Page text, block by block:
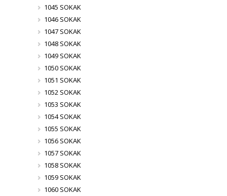
1045 SOKAK
1046 SOKAK
1047 SOKAK
1048 SOKAK
1049 SOKAK
1050 SOKAK
1051 SOKAK
1052 SOKAK
1053 SOKAK
1054 SOKAK
1055 SOKAK
1056 SOKAK
1057 SOKAK
1058 SOKAK
1059 SOKAK
1060 SOKAK